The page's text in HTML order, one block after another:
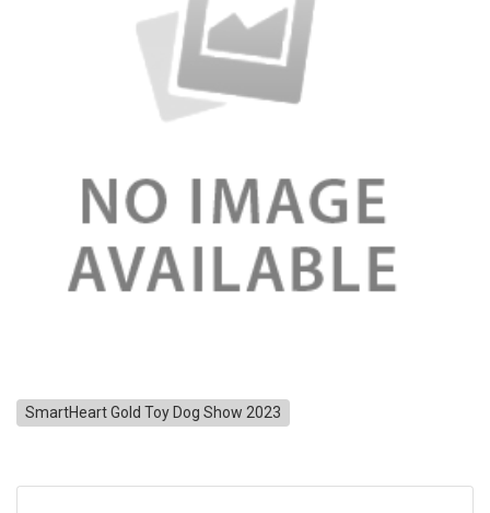
SmartHeart Gold Toy Dog Show 2023